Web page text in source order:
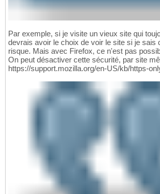
Par exemple, si je visite un vieux site qui
devrais avoir le choix de voir le site si je sais
risque. Mais avec Firefox, ce n'est pas
On peut désactiver cette sécurité, par site
https://support.mozilla.org/en-US/kb/https-